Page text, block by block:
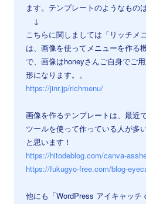
ます。テンプレートのようなもの
↓
こちらに関しましては「リッチメ
は、画像を使ってメニューを作る
で、画像はhoneyさんご自身でご
形になります。。
https://jinr.jp/richmenu/
画像を作るテンプレートは、最近
ツールを使って作っている人が多
と思います！
https://hitodeblog.com/canva-
https://fukugyo-free.com/blog-
他にも「WordPress アイキャッチ